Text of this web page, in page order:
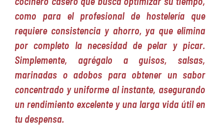
como para el profesional de hostelería que
requiere consistencia y ahorro, ya que elimina
por completo la necesidad de pelar y picar.
Simplemente, agrégalo a guisos, salsas,
marinadas o adobos para obtener un sabor
concentrado y uniforme al instante, asegurando
un rendimiento excelente y una larga vida útil en
tu despensa.